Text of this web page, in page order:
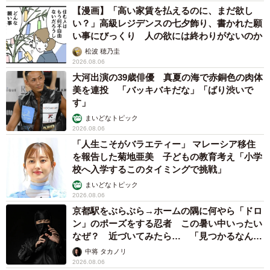
【漫画】「高い家賃を払えるのに、まだ欲し
い？」高級レジデンスの七夕飾り、書かれた願
い事にびっくり 人の欲には終わりがないのか
松波 穂乃圭
2026.08.06
大河出演の39歳俳優 真夏の海で赤銅色の肉体
美を連投 「バッキバキだな」「ばり渋いで
す」
まいどなトピック
2026.08.06
「人生こそがバラエティー」 マレーシア移住
を報告した菊地亜美 子どもの教育考え「小学
校へ入学するこのタイミングで挑戦」
まいどなトピック
2026.08.06
京都駅をぶらぶら→ホームの隅に何やら「ドロ
ン」のポーズをする忍者 この暑い中いったい
なぜ？ 近づいてみたら… 「見つかるなんて
未熟」中将 タカノリ
2026.08.06